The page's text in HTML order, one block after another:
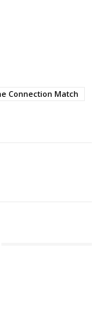
Connection Match